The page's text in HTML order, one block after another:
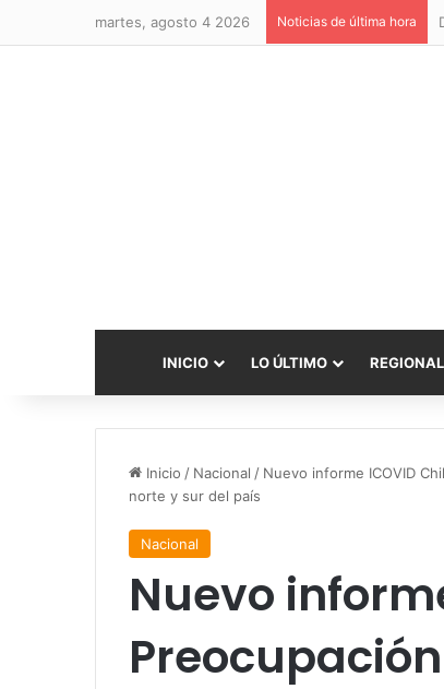
martes, agosto 4 2026 Noticias de última hora
INICIO LO ÚLTIMO REGIONAL
Inicio / Nacional / Nuevo informe ICOVID
norte y sur del país
Nacional
Nuevo